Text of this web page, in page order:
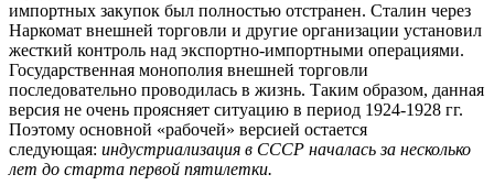
импортных закупок был полностью отстранен. Сталин через
Наркомат внешней торговли и другие организации установил
жесткий контроль над экспортно-импортными операциями.
Государственная монополия внешней торговли
последовательно проводилась в жизнь. Таким образом, данная
версия не очень проясняет ситуацию в период 1924-1928 гг.
Поэтому основной «рабочей» версией остается
следующая: индустриализация в СССР началась за несколько
лет до старта первой пятилетки.